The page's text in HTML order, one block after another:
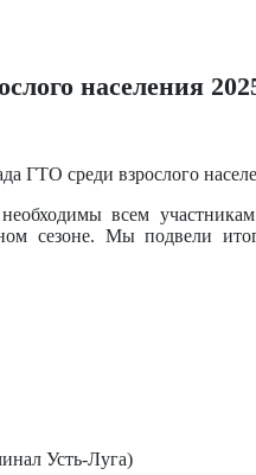
населения
ГТО среди взрослого
необходимы всем
сезоне. Мы подвели
Усть-Луга)